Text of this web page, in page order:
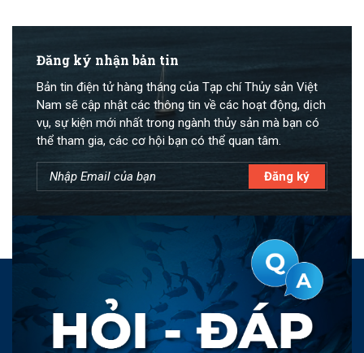
Đăng ký nhận bản tin
Bản tin điện tử hàng tháng của Tạp chí Thủy sản Việt
Nam sẽ cập nhật các thông tin về các hoạt động, dịch
vụ, sự kiện mới nhất trong ngành thủy sản mà bạn có
thể tham gia, các cơ hội bạn có thể quan tâm.